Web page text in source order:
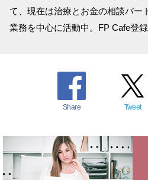
て、現在は治療とお金の相談パー
業務を中心に活動中。FP Cafe登
Share Tweet